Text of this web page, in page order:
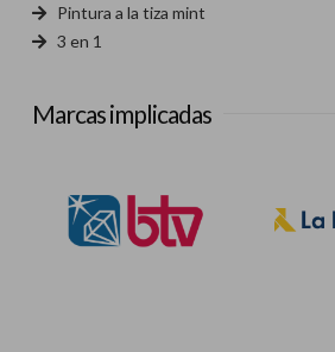
Pintura a la tiza mint
3 en 1
Marcas implicadas